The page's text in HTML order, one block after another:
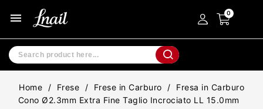
menu
Home Frese Frese in Carburo
Fresa in Carburo
Cono Ø2.3mm Extra Fine Taglio Incrociato LL 15.0mm